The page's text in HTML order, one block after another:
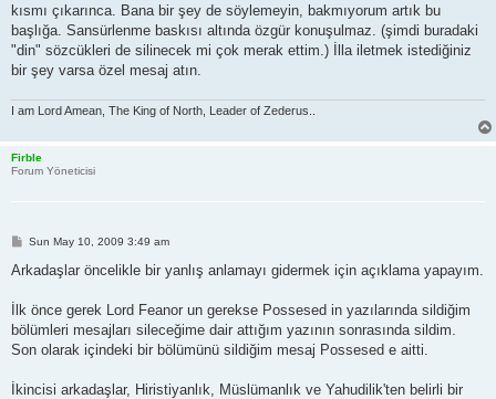
kısmı çıkarınca. Bana bir şey de söylemeyin, bakmıyorum artık bu
başlığa. Sansürlenme baskısı altında özgür konuşulmaz. (şimdi buradaki
"din" sözcükleri de silinecek mi çok merak ettim.) İlla iletmek istediğiniz
bir şey varsa özel mesaj atın.
I am Lord Amean, The King of North, Leader of Zederus..
Firble
Forum Yöneticisi
P
s
Sun May 10, 2009 3:49 am
Arkadaşlar öncelikle bir yanlış anlamayı gidermek için açıklama yapayım.
İlk önce gerek Lord Feanor un gerekse Possesed in yazılarında sildiğim
bölümleri mesajları sileceğime dair attığım yazının sonrasında sildim.
Son olarak içindeki bir bölümünü sildiğim mesaj Possesed e aitti.
İkincisi arkadaşlar, Hiristiyanlık, Müslümanlık ve Yahudilik'ten belirli bir